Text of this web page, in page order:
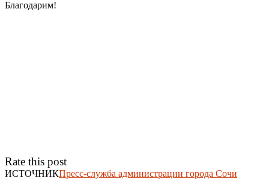
Благодарим!
Rate this post
ИСТОЧНИКПресс-служба администрации города Сочи